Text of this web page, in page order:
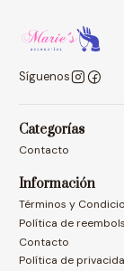
Síguenos
Categorías
Contacto
Información
Términos y
Política de
Contacto
Política de